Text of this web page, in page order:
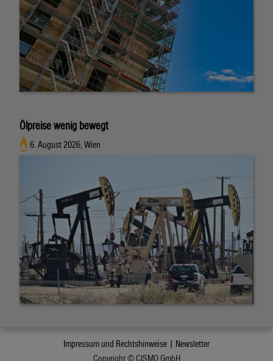
Ölpreise wenig bewegt
6. August 2026, Wien
Impressum und Rechtshinweise | Newsletter
Copyright © CISMO GmbH